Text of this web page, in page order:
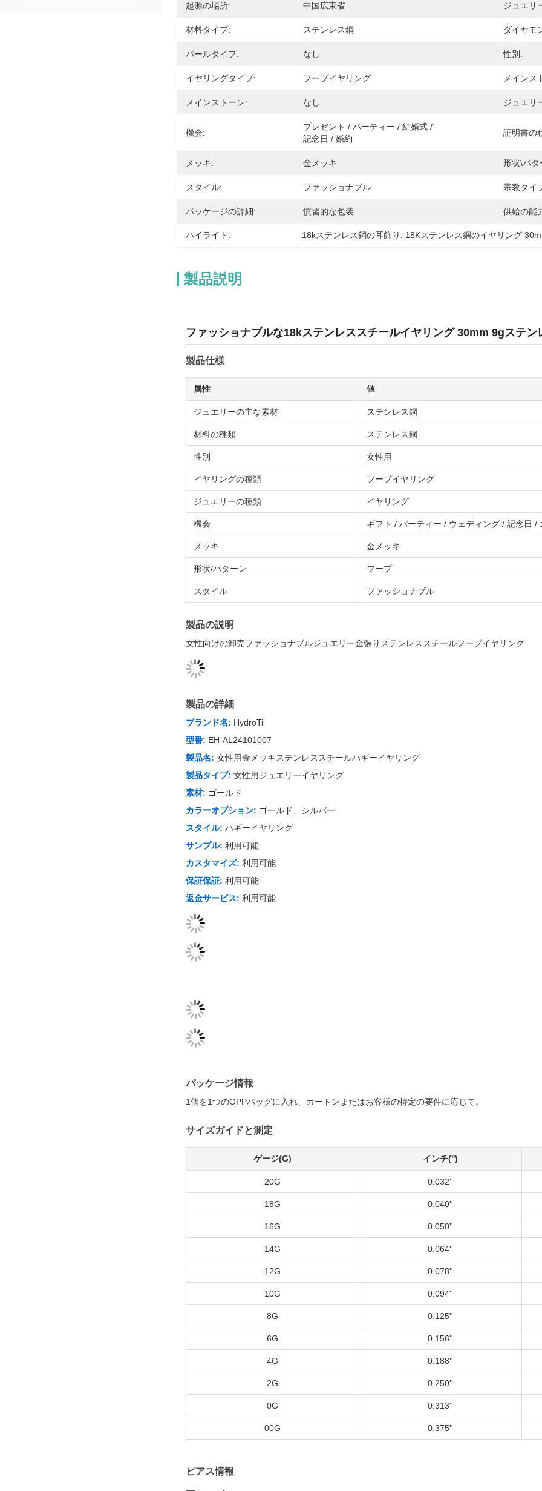
起源の場所: 中国広東省 ジュエリ
材料タイプ: ステンレス鋼 ダイヤモ
パールタイプ: なし 性別:
イヤリングタイプ: フープイヤリング メインス
メインストーン: なし ジュエリ
機会:
プレゼント / パーティー / 結婚式 /
記念日 / 婚約
証明書の
メッキ: 金メッキ 形状\パタ
スタイル: ファッショナブル 宗教タイ
パッケージの詳細: 慣習的な包装 供給の能
ハイライト: 18kステンレス鋼の耳飾り 18Kステンレス鋼のイヤリング
製品説明
ファッショナブルな18kステンレススチールイヤリング 30mm 9gステ
製品仕様
属性 値
ジュエリーの主な素材 ステンレス鋼
材料の種類 ステンレス鋼
性別 女性用
イヤリングの種類 フープイヤリング
ジュエリーの種類 イヤリング
機会 ギフト / パーティー / ウェディング / 記念日 /
メッキ 金メッキ
形状/パターン フープ
スタイル ファッショナブル
製品の説明
女性向けの卸売ファッショナブルジュエリー金張りステンレススチールフープイヤリング
製品の詳細
ブランド名: HydroTi
型番: EH-AL24101007
製品名: 女性用金メッキステンレススチールハギーイヤリング
製品タイプ: 女性用ジュエリーイヤリング
素材: ゴールド
カラーオプション: ゴールド、シルバー
スタイル: ハギーイヤリング
サンプル: 利用可能
カスタマイズ: 利用可能
保証保証: 利用可能
返金サービス: 利用可能
パッケージ情報
1個を1つのOPPバッグに入れ、カートンまたはお客様の特定の要件に応じて。
サイズガイドと測定
ゲージ(G) インチ('')
20G 0.032''
18G 0.040''
16G 0.050''
14G 0.064''
12G 0.078''
10G 0.094''
8G 0.125''
6G 0.156''
4G 0.188''
2G 0.250''
0G 0.313''
00G 0.375''
ピアス情報